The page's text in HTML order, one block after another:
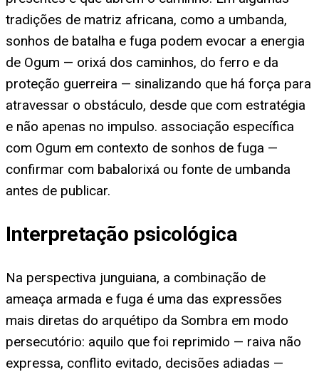
tradições de matriz africana, como a umbanda,
sonhos de batalha e fuga podem evocar a energia
de Ogum — orixá dos caminhos, do ferro e da
proteção guerreira — sinalizando que há força para
atravessar o obstáculo, desde que com estratégia
e não apenas no impulso. associação específica
com Ogum em contexto de sonhos de fuga —
confirmar com babalorixá ou fonte de umbanda
antes de publicar.
Interpretação psicológica
Na perspectiva junguiana, a combinação de
ameaça armada e fuga é uma das expressões
mais diretas do arquétipo da Sombra em modo
persecutório: aquilo que foi reprimido — raiva não
expressa, conflito evitado, decisões adiadas —